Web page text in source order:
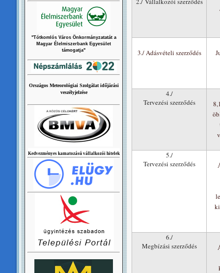
3./ Adásvételi szerződés
4./
Tervezési szerződés
5./
Tervezési szerződés
6./
Megbízási szerződés
"Tótkomlós Város Önkormányzatatát a
Magyar Élelmiszerbank Egyesület
támogatja"
Országos Meteorológiai Szolgálat időjárási
veszélyjelzése
Kedvezményes kamatozású vállalkozói hitelek